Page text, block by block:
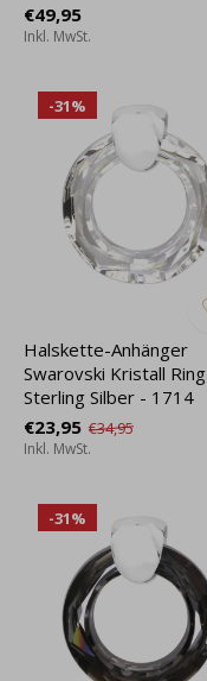
€49,95
Inkl. MwSt.
-31%
Halskette-Anhänger
Swarovski Kristall Ring
Sterling Silber - 1714
€23,95 €34,95
Inkl. MwSt.
-31%